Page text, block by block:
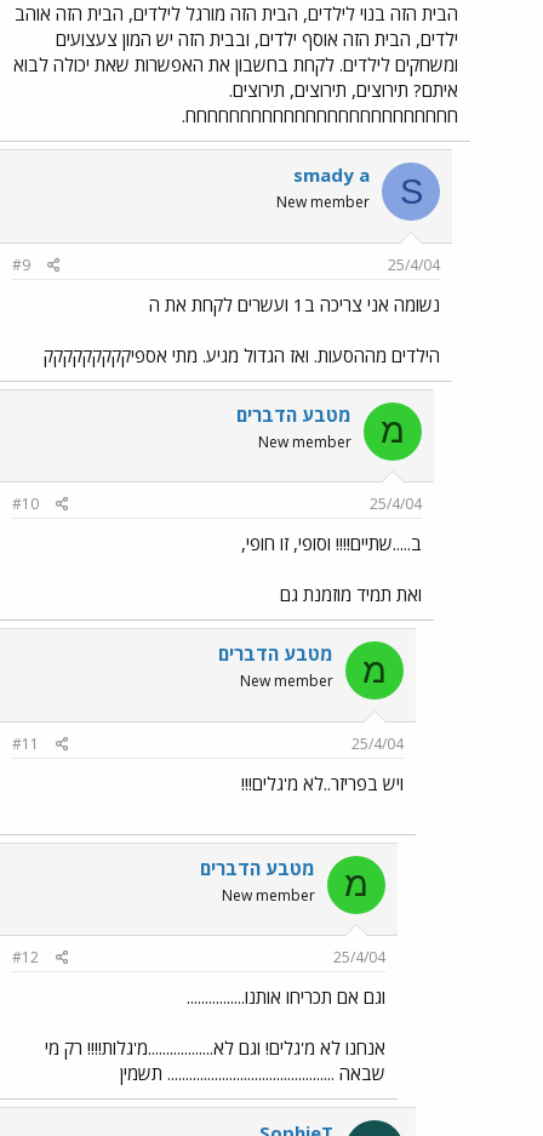
הבית הזה בנוי לילדים, הבית הזה מורגל לילדים, הבית הזה אוהב
ילדים, הבית הזה אוסף ילדים, ובבית הזה יש המון צעצועים
ומשחקים לילדים. לקחת בחשבון את האפשרות שאת יכולה לבוא
איתם? תירוצים, תירוצים, תירוצים.
חחחחחחחחחחחחחחחחחחחחחחחחח.
S
smady a
New member
25/4/04
#9
נשומה אני צריכה ב1 ועשרים לקחת את ה
הילדים מההסעות. ואז הגדול מגיע. מתי אספיקקקקקקקקק
מ מטבע הדברים
New member
25/4/04
#10
ב.....שתיים!!!! וסופי, זו חופי,
ואת תמיד מוזמנת גם
מ מטבע הדברים
New member
25/4/04
#11
ויש בפריזר..לא מ'גלים!!!
מ מטבע הדברים
New member
25/4/04
#12
וגם אם תכריחו אותנו................
אנחנו לא מ'גלים! וגם לא..................מ'גלות!!!! רק מי
שבאה .............................................. תשמין